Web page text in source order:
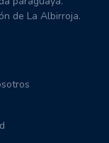
de La Albirroja.